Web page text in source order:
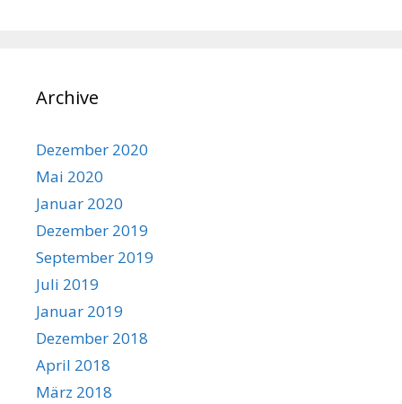
Archive
Dezember 2020
Mai 2020
Januar 2020
Dezember 2019
September 2019
Juli 2019
Januar 2019
Dezember 2018
April 2018
März 2018